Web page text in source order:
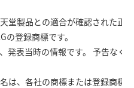
堂製品との適合が確認された正
の登録商標です。
発表当時の情報です。 予告なく
は、各社の商標または登録商標